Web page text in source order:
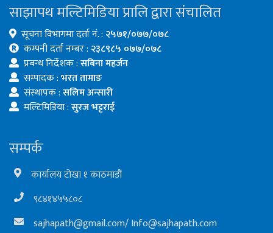
साझापथ मल्टिमिडिया प्रालि द्वारा संचालित
सूचना विभागमा दर्ता नं. : २५७१/०७७/०७८
कम्पनी दर्ता नम्बर : २३८९८५ ०७७/०७८
प्रबन्ध निर्देशक :सबिना महर्जन
सम्पादक :भरत तामाङ
संस्थापक :सलिम अन्सारी
मल्टिमिडिया :सुरज भट्टराई
सम्पर्क
कार्यालय टोखा १ काठमाडौं
९८४१४५५८०८
sajhapath@gmail.com/Info@sajhapath.com